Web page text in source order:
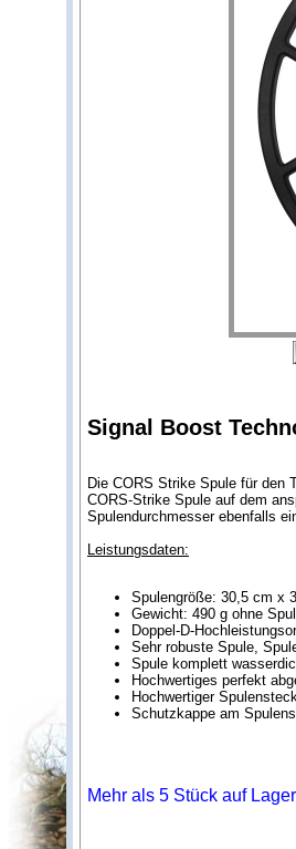
Signal Boost
Die CORS Strike Spule für den
CORS-Strike Spule auf dem
Spulendurchmesser ebenfalls
Leistungsdaten:
Spulengröße: 30,5 cm x
Gewicht: 490 g ohne
Doppel-D-
Sehr robuste Spule,
Spule komplett
Hochwertiges perfekt
Hochwertiger
Schutzkappe am
Mehr als 5 Stück auf